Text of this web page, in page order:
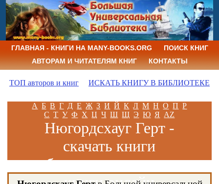
ГЛАВНАЯ - КНИГИ НА MANY-BOOKS.ORG
ПОИСК КНИГ
АВТОРАМ И ЧИТАТЕЛЯМ КНИГ
КОНТАКТЫ
ТОП авторов и книг ИСКАТЬ КНИГУ В БИБЛИОТЕКЕ
А Б В Г Д Е Ж З И Й К Л М Н О П Р
С Т У Ф Х Ц Ч Ш Щ Э Ю Я AZ
Нюгордсхауг Герт -
скачать книги
бесплатно и читать